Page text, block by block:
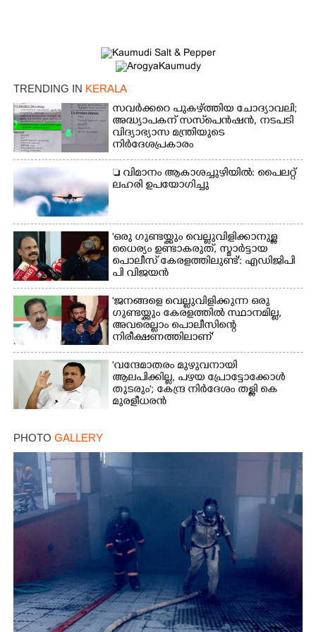
TRENDING IN KERALA
സവർക്കറെ പുകഴ്ത്തിയ ചോദ്യാവലി;
അദ്ധ്യാപകന് സസ്‌പെൻഷൻ, നടപടി
വിദ്യാഭ്യാസ മന്ത്രിയുടെ
നിർദേശപ്രകാരം
 വിമാനം ആകാശച്ചുഴിയിൽ: പൈലറ്റ്
ലഹരി ഉപയോഗിച്ചു
'ഒരു ഗുണ്ടയ്ക്കും വെല്ലുവിളിക്കാനുള്ള
ധൈര്യം ഉണ്ടാകരുത്, സ്മാർട്ടായ
പൊലീസ് കേരളത്തിലുണ്ട്': എഡിജിപി
പി വിജയൻ
'ജനങ്ങളെ വെല്ലുവിളിക്കുന്ന ഒരു
ഗുണ്ടയ്ക്കും കേരളത്തിൽ സ്ഥാനമില്ല,​
അവരെല്ലാം പൊലീസിന്റെ
നിരീക്ഷണത്തിലാണ്'
'വന്ദേമാതരം മുഴുവനായി
ആലപിക്കില്ല, പഴയ പ്രോട്ടോക്കോൾ
തുടരും'; കേന്ദ്ര നിർദേശം തള്ളി കെ
മുരളീധരൻ
PHOTO GALLERY